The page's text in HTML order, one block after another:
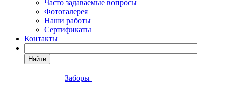
Часто задаваемые вопросы
Фотогалерея
Наши работы
Сертификаты
Контакты
Найти
Заборы